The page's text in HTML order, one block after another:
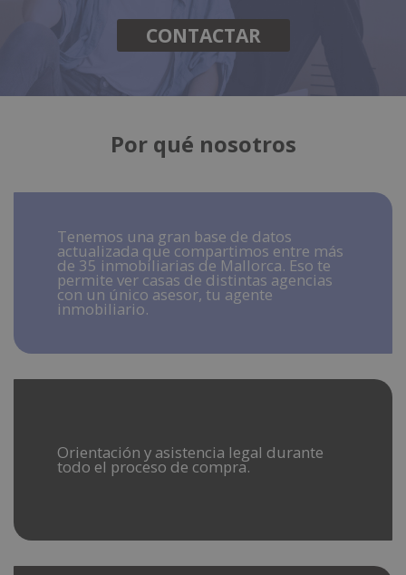
CONTACTAR
Por qué nosotros
Tenemos una gran base de datos
actualizada que compartimos entre más
de 35 inmobiliarias de Mallorca. Eso te
permite ver casas de distintas agencias
con un único asesor, tu agente
inmobiliario.
Orientación y asistencia legal durante
todo el proceso de compra.